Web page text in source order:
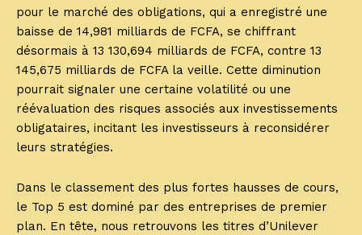
pour le marché des obligations, qui a enregistré une
baisse de 14,981 milliards de FCFA, se chiffrant
désormais à 13 130,694 milliards de FCFA, contre 13
145,675 milliards de FCFA la veille. Cette diminution
pourrait signaler une certaine volatilité ou une
réévaluation des risques associés aux investissements
obligataires, incitant les investisseurs à reconsidérer
leurs stratégies.
Dans le classement des plus fortes hausses de cours,
le Top 5 est dominé par des entreprises de premier
plan. En tête, nous retrouvons les titres d’Unilever